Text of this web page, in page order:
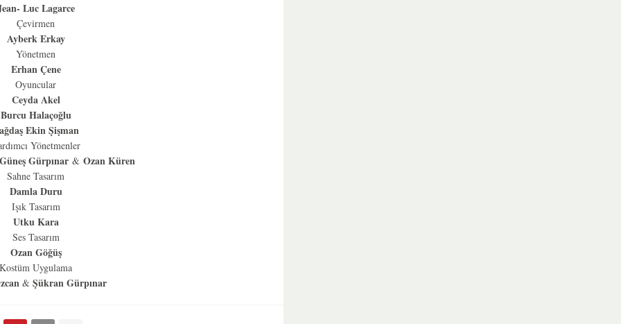
Luc Lagarce
Çevirmen
Ayberk Erkay
Yönetmen
Erhan Çene
Oyuncular
Ceyda Akel
Burcu Halaçoğlu
Ekin Şişman
Yönetmenler
Güneş Gürpınar & Ozan Küren
Sahne Tasarım
Damla Duru
Işık Tasarım
Utku Kara
Ses Tasarım
Ozan Göğüş
Kostüm Uygulama
& Şükran Gürpınar